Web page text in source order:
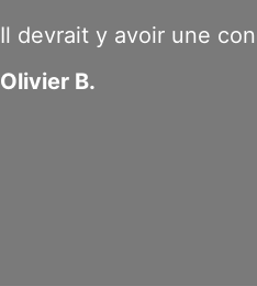
Il devrait y avoir une
Olivier B.